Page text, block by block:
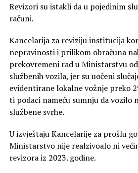
Revizori su istakli da u pojedinim
računi.
Kancelarija za reviziju institucija
nepravinosti i prilikom obračuna
prekovremeni rad u Ministarstvu
službenih vozila, jer su uočeni
evidentirane lokalne vožnje preko
ti podaci nameću sumnju da vozilo
službene svrhe.
U izvještaju Kancelarije za prošlu
Ministarstvo nije realzivoalo ni
revizora iz 2023. godine.